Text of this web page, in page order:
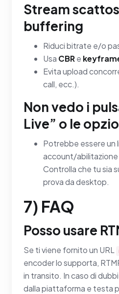
Stream
buffering
Riduci bitrate e/o
Usa CBRe
Evita upload
call, ecc.).
Non vedo i
Live” o le
Potrebbe essere un
account/abilitazione
Controlla che tu sia
prova da desktop.
7) FAQ
Posso usare
Se ti viene fornito un URL
encoder lo supporta,
in transito. In caso di
dalla piattaforma e testa